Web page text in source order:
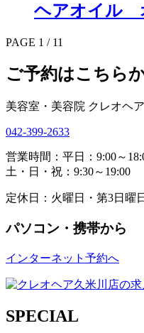
ヘアオイル
PAGE 1 / 11
ご予約はこちら
美容室・美容院 クレオヘ
042-399-2633
営業時間：平日：9:00～
土・日・祝：9:30～19:00
定休日：火曜日・第3日曜日
パソコン・携帯から
インターネット予約へ
SPECIAL